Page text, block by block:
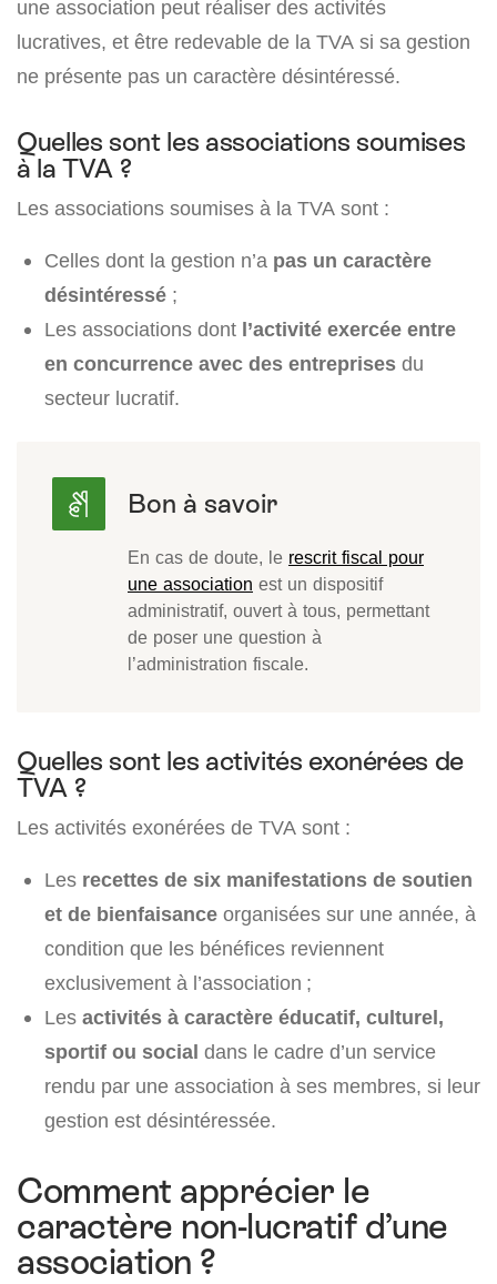
une association peut réaliser des activités
lucratives, et être redevable de la TVA si sa gestion
ne présente pas un caractère désintéressé.
Quelles sont les associations soumises
à la TVA ?
Les associations soumises à la TVA sont :
Celles dont la gestion n’a pas un caractère
désintéressé ;
Les associations dont l’activité exercée entre
en concurrence avec des entreprises du
secteur lucratif.
En cas de doute, le rescrit fiscal pour
une association est un dispositif
administratif, ouvert à tous, permettant
de poser une question à
l’administration fiscale.
Quelles sont les activités exonérées de
TVA ?
Les activités exonérées de TVA sont :
Les recettes de six manifestations de soutien
et de bienfaisance organisées sur une année, à
condition que les bénéfices reviennent
exclusivement à l’association ;
Les activités à caractère éducatif, culturel,
sportif ou social dans le cadre d’un service
rendu par une association à ses membres, si leur
gestion est désintéressée.
Comment apprécier le
caractère non-lucratif d’une
association ?